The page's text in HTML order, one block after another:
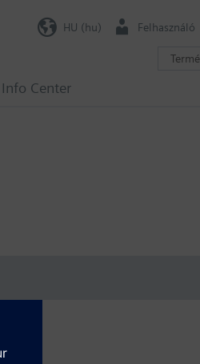
Info Center
HU (hu) Felhasználó